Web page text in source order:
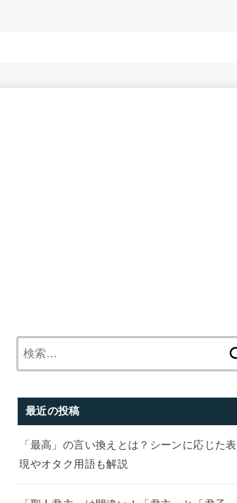
最近の投稿
「最高」の言い換えとは？シーンに応じた表
現やオタク用語も解説